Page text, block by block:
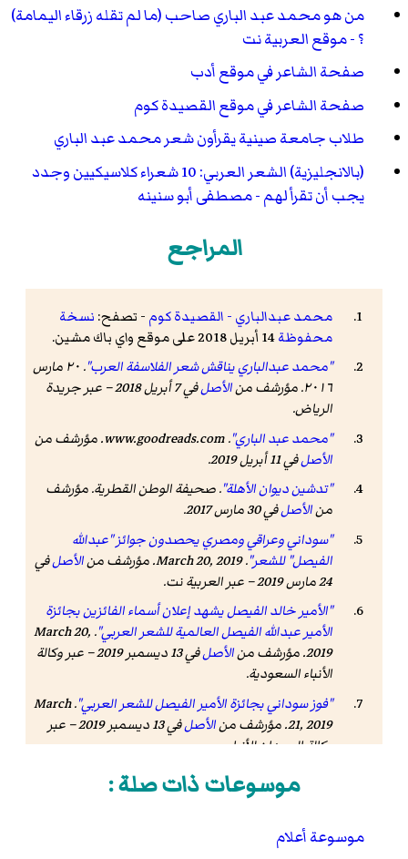
من هو محمد عبد الباري صاحب (ما لم تقله زرقاء اليمامة)
؟ - موقع العربية نت
صفحة الشاعر في موقع أدب
صفحة الشاعر في موقع القصيدة كوم
طلاب جامعة صينية يقرأون شعر محمد عبد الباري
(بالانجليزية) الشعر العربي: 10 شعراء كلاسيكيين وجدد
يجب أن تقرأ لهم - مصطفى أبو سنينه
المراجع
محمد عبدالباري - القصيدة كوم - تصفح: نسخة
محفوظة
"محمد عبدالباري يناقش شعر الفلاسفة العرب"
. ٢٠ مارس
٢٠١٦. مؤرشف من
الأصلفي 7 أبريل 2018
– عبر جريدة
الرياض.
"محمد عبد الباري".
www.goodreads.com. مؤرشف من
الأصلفي 11 أبريل 2019
.
"تدشين ديوان الأهلة".صحيفة الوطن القطرية. مؤرشف
منالأصلفي 30 مارس 2017.
"سوداني وعراقي ومصري يحصدون جوائز "عبدالله
الفيصل" للشعر". March 20, 2019. مؤرشف من الأصلفي
24 مارس 2019
– عبر العربية نت.
"الأمير خالد الفيصل يشهد إعلان أسماء الفائزين بجائزة
الأمير عبدالله الفيصل العالمية للشعر العربي" . March 20,
2019. مؤرشف من
الأصلفي 13 ديسمبر 2019
– عبر وكالة
الأنباء السعودية.
"فوز سوداني بجائزة الأمير الفيصل للشعر العربي" . March
21, 2019. مؤرشف من
الأصلفي 13 ديسمبر 2019
– عبر
وكالة السودان للأنباء.
"نائب الرئيس السودانى يكرم الأحد الفائزين فى ختام
فعاليات جائزة (أفرابيا)". ٧ ديسمبر ٢٠١٦. مؤرشف من
"الفائز بجائزة السنوسي لـ«عكاظ» قبل تكريمه: البقاء في
موسوعات ذات صلة :
موسوعة أعلام